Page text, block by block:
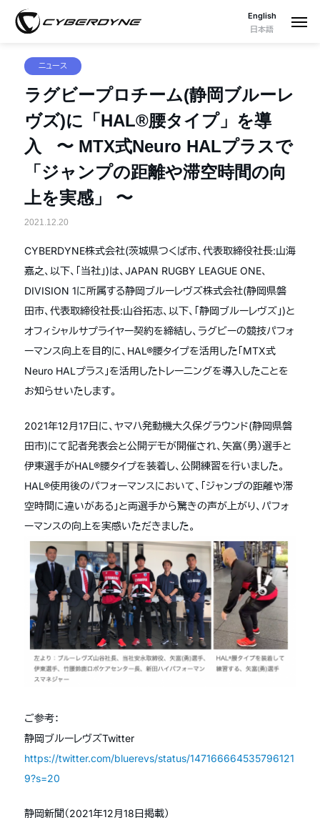
English
日本語
ニュース
ラグビープロチーム(静岡ブルーレ
ヴズ)に「HAL®腰タイプ」を導
入 〜 MTX式Neuro HALプラスで
「ジャンプの距離や滞空時間の向
上を実感」 〜
2021.12.20
CYBERDYNE株式会社(茨城県つくば市、代表取締役社長:山海
嘉之、以下、「当社」)は、JAPAN RUGBY LEAGUE ONE、
DIVISION 1に所属する静岡ブルーレヴズ株式会社(静岡県磐
田市、代表取締役社長:山谷拓志、以下、「静岡ブルーレヴズ」)と
オフィシャルサプライヤー契約を締結し、ラグビーの競技パフォ
ーマンス向上を目的に、HAL®腰タイプを活用した「MTX式
Neuro HALプラス」を活用したトレーニングを導入したことを
お知らせいたします。
2021年12月17日に、ヤマハ発動機大久保グラウンド(静岡県磐
田市)にて記者発表会と公開デモが開催され、矢富（勇）選手と
伊東選手がHAL®腰タイプを装着し、公開練習を行いました。
HAL®使用後のパフォーマンスにおいて、「ジャンプの距離や滞
空時間に違いがある」と両選手から驚きの声が上がり、パフォ
ーマンスの向上を実感いただきました。
ご参考：
静岡ブルーレヴズTwitter
https://twitter.com/bluerevs/status/147166664535796121
9?s=20
静岡新聞（2021年12月18日掲載）